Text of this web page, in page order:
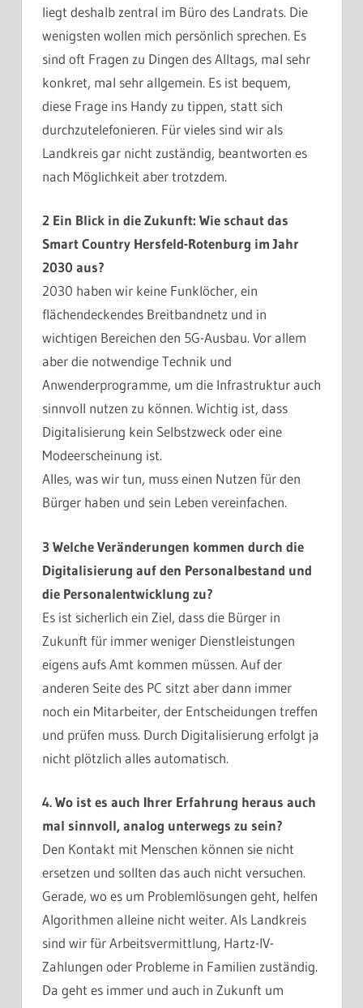
liegt deshalb zentral im Büro des Landrats. Die
wenigsten wollen mich persönlich sprechen. Es
sind oft Fragen zu Dingen des Alltags, mal sehr
konkret, mal sehr allgemein. Es ist bequem,
diese Frage ins Handy zu tippen, statt sich
durchzutelefonieren. Für vieles sind wir als
Landkreis gar nicht zuständig, beantworten es
nach Möglichkeit aber trotzdem.
2 Ein Blick in die Zukunft: Wie schaut das
Smart Country Hersfeld-Rotenburg im Jahr
2030 aus?
2030 haben wir keine Funklöcher, ein
flächendeckendes Breitbandnetz und in
wichtigen Bereichen den 5G-Ausbau. Vor allem
aber die notwendige Technik und
Anwenderprogramme, um die Infrastruktur auch
sinnvoll nutzen zu können. Wichtig ist, dass
Digitalisierung kein Selbstzweck oder eine
Modeerscheinung ist.
Alles, was wir tun, muss einen Nutzen für den
Bürger haben und sein Leben vereinfachen.
3 Welche Veränderungen kommen durch die
Digitalisierung auf den Personalbestand und
die Personalentwicklung zu?
Es ist sicherlich ein Ziel, dass die Bürger in
Zukunft für immer weniger Dienstleistungen
eigens aufs Amt kommen müssen. Auf der
anderen Seite des PC sitzt aber dann immer
noch ein Mitarbeiter, der Entscheidungen treffen
und prüfen muss. Durch Digitalisierung erfolgt ja
nicht plötzlich alles automatisch.
4. Wo ist es auch Ihrer Erfahrung heraus auch
mal sinnvoll, analog unterwegs zu sein?
Den Kontakt mit Menschen können sie nicht
ersetzen und sollten das auch nicht versuchen.
Gerade, wo es um Problemlösungen geht, helfen
Algorithmen alleine nicht weiter. Als Landkreis
sind wir für Arbeitsvermittlung, Hartz-IV-
Zahlungen oder Probleme in Familien zuständig.
Da geht es immer und auch in Zukunft um